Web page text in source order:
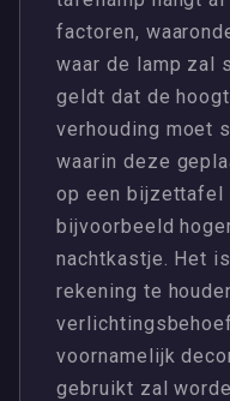
factoren,
waar de lamp zal
geldt dat de
verhouding moet
waarin deze
op een bijzettafel
bijvoorbeeld
nachtkastje. Het
rekening te
voornamelijk
gebruikt zal